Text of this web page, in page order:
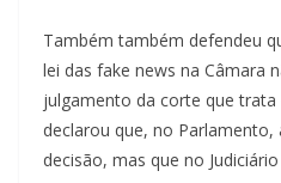
Também também defendeu
lei das fake news na Câmara
julgamento da corte que
declarou que, no Parlamento,
decisão, mas que no